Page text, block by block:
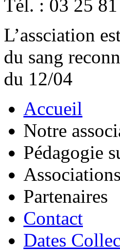
Tél. : 03 25
L’assciation
du sang
du 12/04
Accueil
Notre
Pédagogie
Partenaires
Contact
Dates